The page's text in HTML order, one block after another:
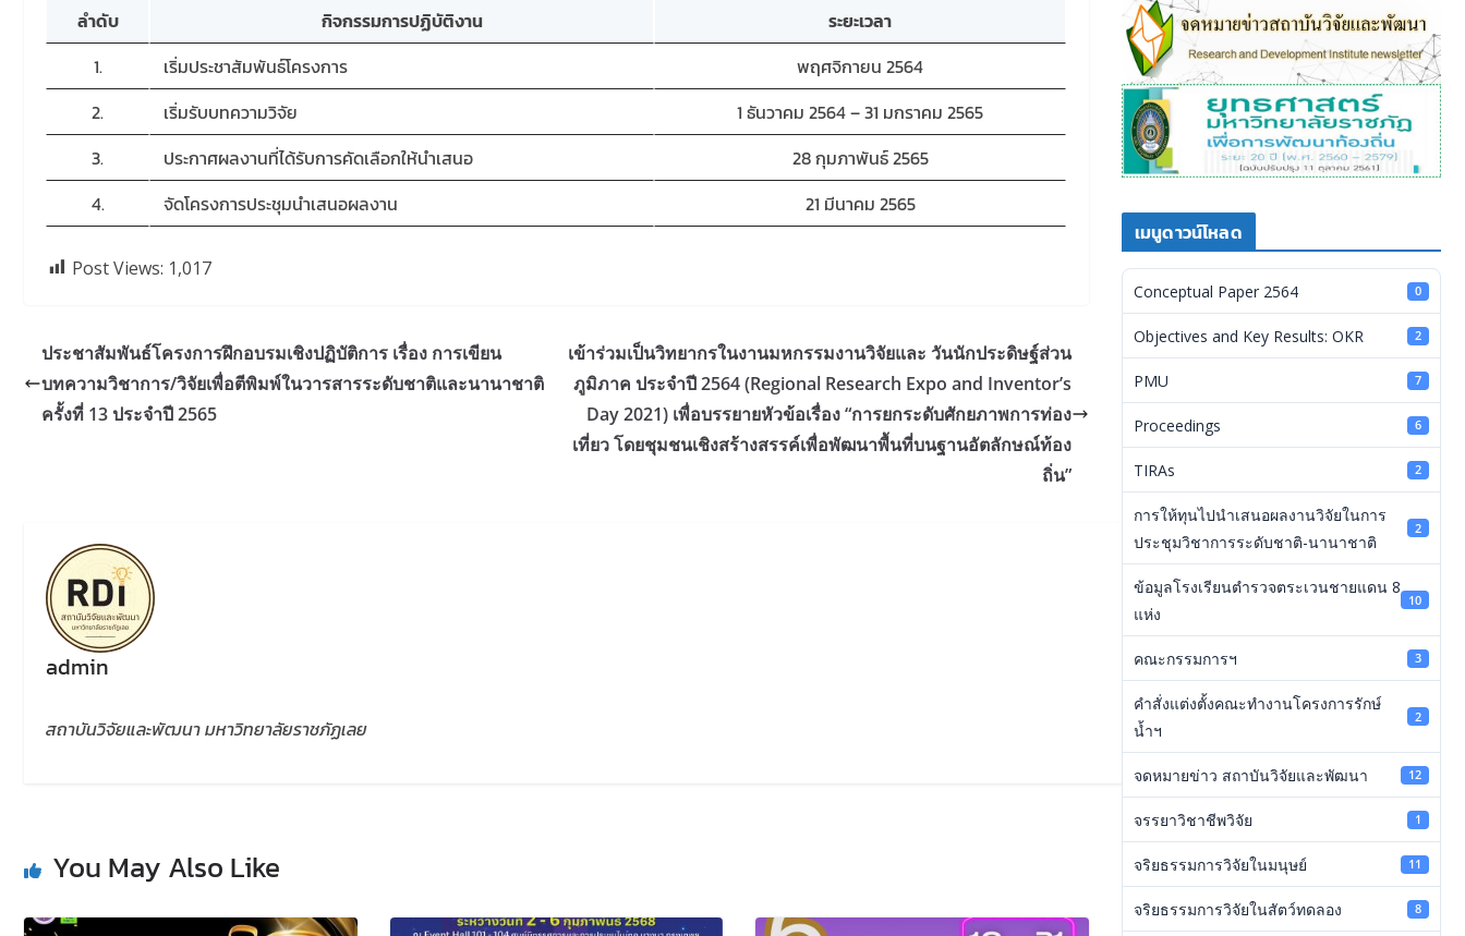
ลำดับ กิจกรรมการปฏิบัติงาน
ระยะเวลา
1.
เริ่มประชาสัมพันธ์โครงการ
พฤศจิกายน 2564
2.
เริ่มรับบทความวิจัย
1 ธันวาคม 2564 – 31 มกราคม 2565
3.
ประกาศผลงานที่ได้รับการคัดเลือกให้นำเสนอ
28 กุมภาพันธ์ 2565
4.
จัดโครงการประชุมนำเสนอผลงาน 21 มีนาคม 2565
Post Views: 1,017
ประชาสัมพันธ์โครงการฝึกอบรมเชิงปฏิบัติการ เรื่อง การเขียน
บทความวิชาการ/วิจัยเพื่อตีพิมพ์ในวารสารระดับชาติและนานาชาติ
ครั้งที่ 13 ประจำปี 2565
เข้าร่วมเป็นวิทยากรในงานมหกรรมงานวิจัยและ วันนักประดิษฐ์ส่วน
ภูมิภาค ประจำปี 2564 (Regional Research Expo and Inventor’s
Day 2021) เพื่อบรรยายหัวข้อเรื่อง “การยกระดับศักยภาพการท่อง
เที่ยว โดยชุมชนเชิงสร้างสรรค์เพื่อพัฒนาพื้นที่บนฐานอัตลักษณ์ท้อง
ถิ่น”
admin
สถาบันวิจัยและพัฒนา มหาวิทยาลัยราชภัฏเลย
You May Also Like
เมนูดาวน์โหลด
Conceptual Paper 2564 0
Objectives and Key Results: OKR 2
PMU 7
Proceedings 6
TIRAs 2
การให้ทุนไปนำเสนอผลงานวิจัยในการ
ประชุมวิชาการระดับชาติ-นานาชาติ
2
ข้อมูลโรงเรียนตำรวจตระเวนชายแดน 8
แห่ง
10
คณะกรรมการฯ 3
คำสั่งแต่งตั้งคณะทำงานโครงการรักษ์
น้ำฯ
2
จดหมายข่าว สถาบันวิจัยและพัฒนา 12
จรรยาวิชาชีพวิจัย 1
จริยธรรมการวิจัยในมนุษย์ 11
จริยธรรมการวิจัยในสัตว์ทดลอง 8